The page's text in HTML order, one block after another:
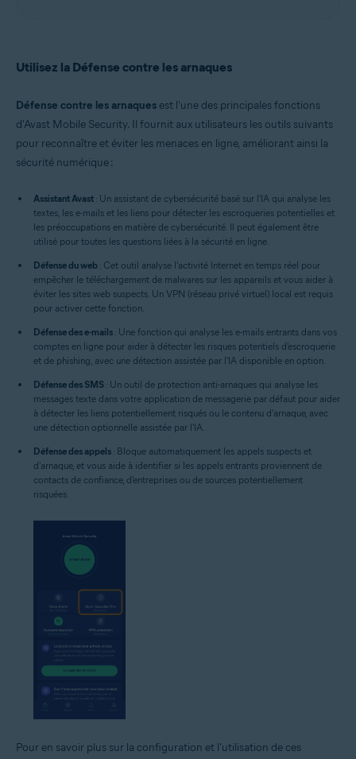
Utilisez la Défense contre les arnaques
Défense contre les arnaques est l'une des principales fonctions
d'Avast Mobile Security. Il fournit aux utilisateurs les outils suivants
pour reconnaître et éviter les menaces en ligne, améliorant ainsi la
sécurité numérique :
Assistant Avast : Un assistant de cybersécurité basé sur l'IA qui analyse les
textes, les e-mails et les liens pour détecter les escroqueries potentielles et
les préoccupations en matière de cybersécurité. Il peut également être
utilisé pour toutes les questions liées à la sécurité en ligne.
Défense du web : Cet outil analyse l'activité Internet en temps réel pour
empêcher le téléchargement de malwares sur les appareils et vous aider à
éviter les sites web suspects. Un VPN (réseau privé virtuel) local est requis
pour activer cette fonction.
Défense des e-mails : Une fonction qui analyse les e-mails entrants dans vos
comptes en ligne pour aider à détecter les risques potentiels d'escroquerie
et de phishing, avec une détection assistée par l'IA disponible en option.
Défense des SMS : Un outil de protection anti-arnaques qui analyse les
messages texte dans votre application de messagerie par défaut pour aider
à détecter les liens potentiellement risqués ou le contenu d'arnaque, avec
une détection optionnelle assistée par l'IA.
Défense des appels : Bloque automatiquement les appels suspects et
d'arnaque, et vous aide à identifier si les appels entrants proviennent de
contacts de confiance, d'entreprises ou de sources potentiellement
risquées.
Pour en savoir plus sur la configuration et l'utilisation de ces